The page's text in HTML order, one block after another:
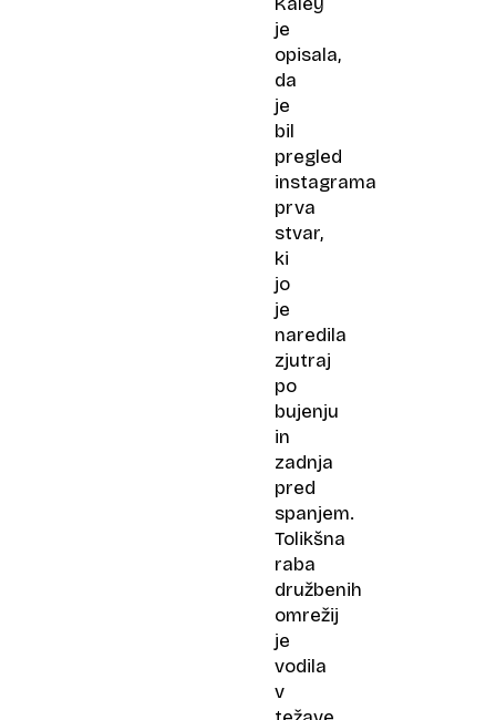
je
opisala,
da
je
bil
pregled
instagrama
prva
stvar,
ki
jo
je
naredila
zjutraj
po
bujenju
in
zadnja
pred
spanjem.
Tolikšna
raba
družbenih
omrežij
je
vodila
v